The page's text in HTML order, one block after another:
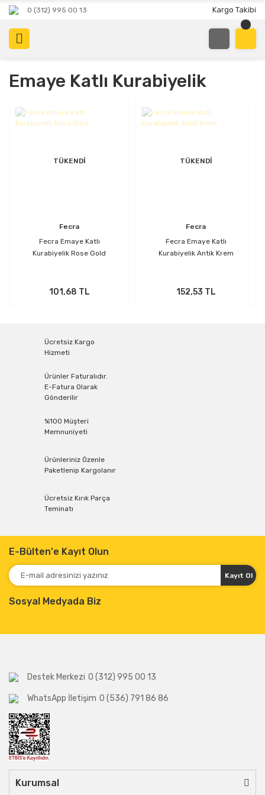
0 (312) 995 00 13 Kargo Takibi
Emaye Katlı Kurabiyelik
TÜKENDİ
Fecra
Fecra Emaye Katlı
Kurabiyelik Rose Gold
101,68 TL
TÜKENDİ
Fecra
Fecra Emaye Katlı
Kurabiyelik Antik Krem
152,53 TL
Ücretsiz Kargo
Hizmeti
Ürünler Faturalıdır.
E-Fatura Olarak
Gönderilir
%100 Müşteri
Memnuniyeti
Ürünleriniz Özenle
Paketlenip Kargolanır
Ücretsiz Kırık Parça
Teminatı
E-Bülten'e Kayıt Olun
Kayıt Ol
Sosyal Medyada Biz
Destek Merkezi 0 (312) 995 00 13
WhatsApp İletişim 0 (536) 791 86 86
Kurumsal